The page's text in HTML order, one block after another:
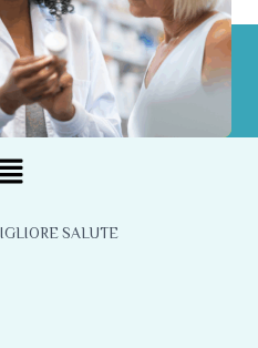
SALUTE